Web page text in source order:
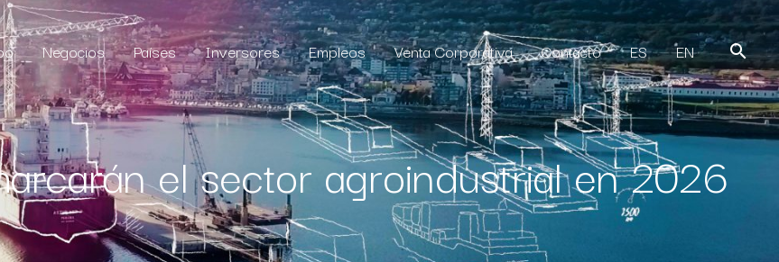
Negocios Países Inversores Empleos Venta Corporativa Contacto ES EN
el sector agroindustrial en 2026